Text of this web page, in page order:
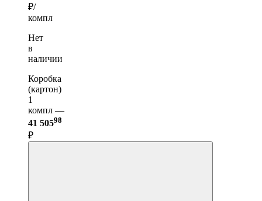
₽/
компл
Нет
в
наличии
Коробка
(картон)
1
компл —
41 50598
₽